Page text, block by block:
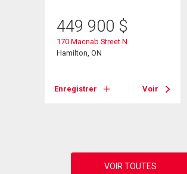
449 900 $
170 Macnab Street N
Hamilton, ON
Enregistrer Voir